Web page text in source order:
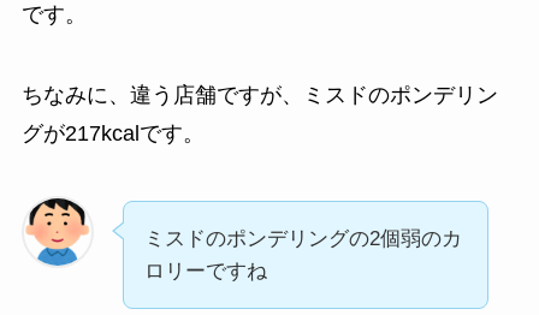
です。
ちなみに、違う店舗ですが、ミスドのポンデリン
グが217kcalです。
ミスドのポンデリングの2個弱のカ
ロリーですね